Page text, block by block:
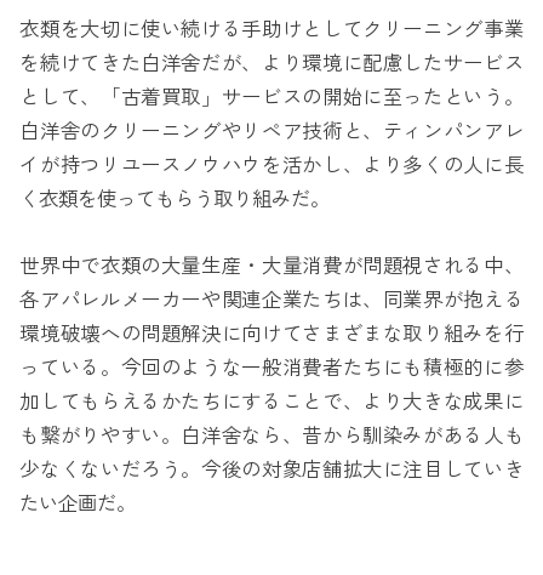
衣類を大切に使い続ける手助けとしてクリーニング事業
を続けてきた白洋舍だが、より環境に配慮したサービス
として、「古着買取」サービスの開始に至ったという。
白洋舎のクリーニングやリペア技術と、ティンパンアレ
イが持つリユースノウハウを活かし、より多くの人に長
く衣類を使ってもらう取り組みだ。
世界中で衣類の大量生産・大量消費が問題視される中、
各アパレルメーカーや関連企業たちは、同業界が抱える
環境破壊への問題解決に向けてさまざまな取り組みを行
っている。今回のような一般消費者たちにも積極的に参
加してもらえるかたちにすることで、より大きな成果に
も繋がりやすい。白洋舍なら、昔から馴染みがある人も
少なくないだろう。今後の対象店舗拡大に注目していき
たい企画だ。